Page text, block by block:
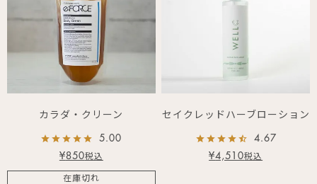
カラダ・クリーン
5.00
¥850税込
在庫切れ
セイクレッドハーブローション
4.67
¥4,510税込